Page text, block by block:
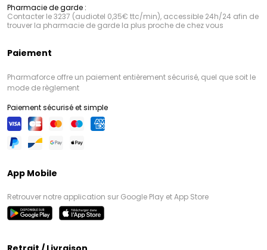
Pharmacie de garde :
Contacter le 3237 (audiotel 0,35€ ttc/min), accessible 24h/24 afin de
trouver la pharmacie de garde la plus proche de chez vous
Paiement
Pharmaforce offre un paiement entièrement sécurisé, quel que soit le
mode de règlement
Paiement sécurisé et simple
App Mobile
Retrouver notre application sur Google Play et App Store